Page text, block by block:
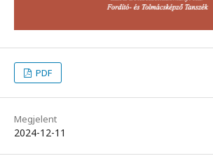
PDF
Megjelent
2024-12-11